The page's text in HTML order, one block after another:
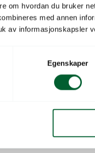
om hvordan du bruker
med annen
av informasjonskapsler
Egenskaper
Varen er